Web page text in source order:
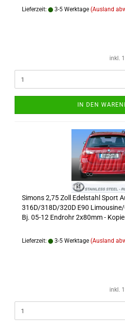
Lieferzeit: 3-5 Werktage (Ausland
inkl.
IN DEN
Simons 2,75 Zoll Edelstahl Sport
316D/318D/320D E90
Bj. 05-12 Endrohr 2x80mm - Kopie
Lieferzeit: 3-5 Werktage (Ausland
inkl.